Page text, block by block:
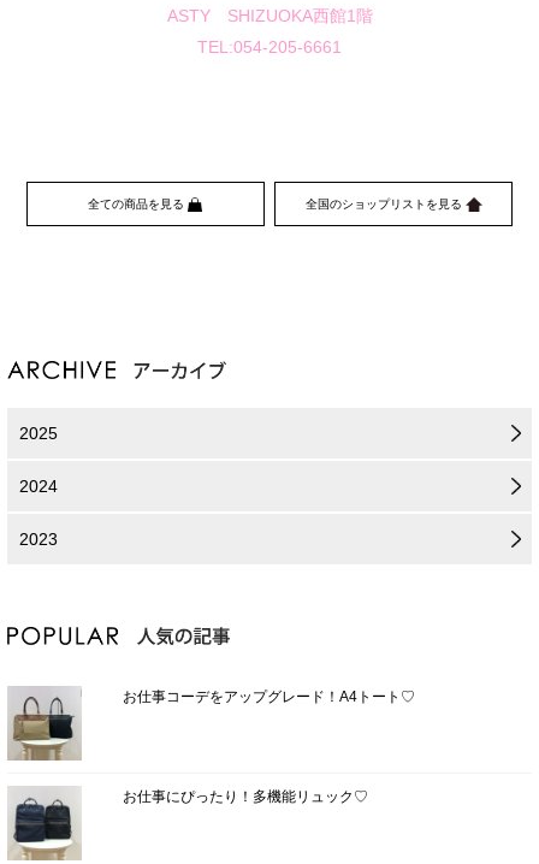
ASTY SHIZUOKA西館1階
TEL:054-205-6661
全ての商品を見る 全国のショップリストを見る
2025
2024
2023
お仕事コーデをアップグレード！A4トート♡
お仕事にぴったり！多機能リュック♡